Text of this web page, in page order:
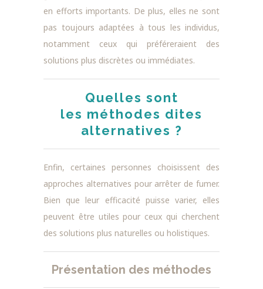
en efforts importants. De plus, elles ne sont
pas toujours adaptées à tous les individus,
notamment ceux qui préféreraient des
solutions plus discrètes ou immédiates.
Quelles sont
les méthodes dites
alternatives ?
Enfin, certaines personnes choisissent des
approches alternatives pour arrêter de fumer.
Bien que leur efficacité puisse varier, elles
peuvent être utiles pour ceux qui cherchent
des solutions plus naturelles ou holistiques.
Présentation des méthodes